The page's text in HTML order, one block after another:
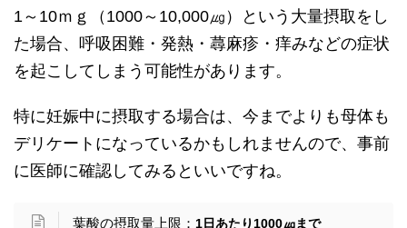
1～10ｍｇ（1000～10,000㎍）という大量摂取をし
た場合、呼吸困難・発熱・蕁麻疹・痒みなどの症状
を起こしてしまう可能性があります。
特に妊娠中に摂取する場合は、今までよりも母体も
デリケートになっているかもしれませんので、事前
に医師に確認してみるといいですね。
葉酸の摂取量上限： 1日あたり1000㎍まで